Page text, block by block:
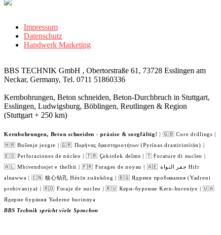
Impressum
Datenschutz
Handwerk Marketing
BBS TECHNIK GmbH , Obertorstraße 61, 73728 Esslingen am
Neckar, Germany, Tel. 0711 51860336
Kernbohrungen, Beton schneiden, Beton-Durchbruch in Stuttgart,
Esslingen, Ludwigsburg, Böblingen, Reutlingen & Region
(Stuttgart + 250 km)
Kernbohrungen, Beton schneiden - präzise & sorgfältig! | 🇬🇧 Core drillings |
🇭🇷 Bušenje jezgre | 🇬🇷 Πυρήνας δραστηριοτήτων (Pyrínas drastiriotítōn) |
🇪🇸 Perforaciones de núcleo | 🇹🇷 Çekirdek delme | 🇹 Forature di nucleo |
🇦🇱 Mbivendosjet e thelbit | 🇫🇷 Forages de noyau | 🇦🇪 حفر النواة Hifr
alnawwa | 🇨🇳 核心钻孔 Héxīn zuānkǒng | 🇧🇬 Ядрени пробивания (Yadreni
probivaniya) | 🇷🇴 Foraje de nucleu | 🇷🇺 Керн-бурение Kern-bureniye | 🇺🇦
Ядерне буріння Yaderne burinnya
BBS Technik spricht viele Sprachen